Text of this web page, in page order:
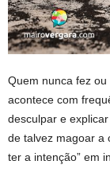
Quem nunca fez
acontece com
desculpar e
de talvez magoar a
ter a intenção” em